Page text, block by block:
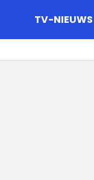
TV-NIEUWS